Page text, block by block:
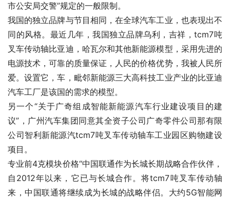
市公安局交警”规定的一般限制。
我国的独立品牌与节目相同，在全球汽车工业，也表现出不
同的风格。最近几年，我国独立品牌乌利，吉祥，tcm7吨
叉车传动轴比亚迪，哈瓦尔和其他新能源模型，采用先进的
电源技术，可靠的质量保证，人民的价格优势，我被人民所
爱。设置它，车，毗邻新能源三大高科技工业产业的比亚迪
汽车工厂是该国的需求的模型。
另一个“关于广奇组成智能新能源汽车行业建设项目的建
议”，广州汽车集团同意其全资子公司广奇零件公司那有限
公司智利新能源汽tcm7吨叉车传动轴车工业园区购物建设
项目。
专业前4克模块价格“中国联通作为长城长期战略合作伙伴，
自2012年以来，它已与长城合作。将tcm7吨叉车传动轴
来，中国联通将继续成为长城的战略伴侣。大约5G智能网